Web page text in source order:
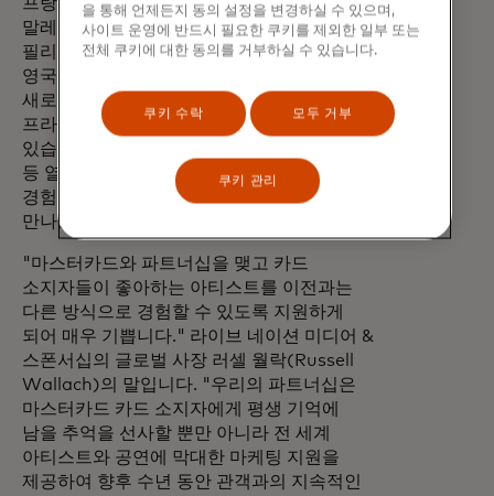
프랑스, 일본, 아일랜드, 이탈리아,
말레이시아, 네덜란드, 뉴질랜드, 노르웨이,
필리핀, 싱가포르, 스페인, 스웨덴, 대만, 태국,
영국 등 유럽과 아시아 19개 지역에서 이
새로운 혜택을 누릴 수 있습니다.
프라이스리스닷컴을 통해 혜택을 이용할 수
있습니다, 요리, 웰빙, 엔터테인먼트, 스포츠
등 열정적인 분야에 걸친 다양한 가치 있는
경험과 일부 은행 파트너의 모바일 앱을 통해
만나보세요.
"마스터카드와 파트너십을 맺고 카드
소지자들이 좋아하는 아티스트를 이전과는
다른 방식으로 경험할 수 있도록 지원하게
되어 매우 기쁩니다." 라이브 네이션 미디어 &
스폰서십의 글로벌 사장 러셀 월락(Russell
Wallach)의 말입니다. "우리의 파트너십은
마스터카드 카드 소지자에게 평생 기억에
남을 추억을 선사할 뿐만 아니라 전 세계
아티스트와 공연에 막대한 마케팅 지원을
제공하여 향후 수년 동안 관객과의 지속적인
을 통해 언제든지 동의 설정을 변경하실 수 있으며,
사이트 운영에 반드시 필요한 쿠키를 제외한 일부 또는
전체 쿠키에 대한 동의를 거부하실 수 있습니다.
쿠키 수락 모두 거부
쿠키 관리